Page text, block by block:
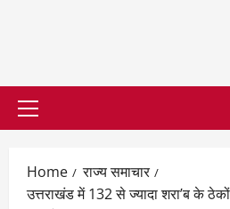
Primary
Home
राज्य समाचार
उत्तराखंड में 132 से ज्यादा शरा’ब के